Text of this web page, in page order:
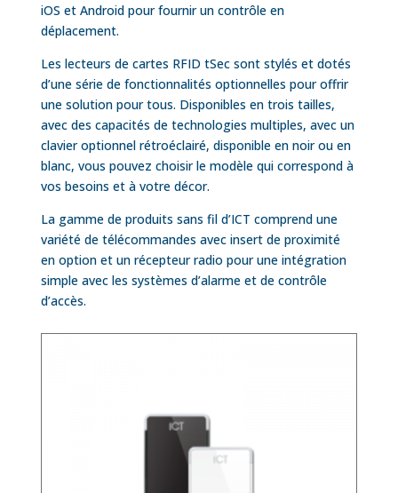
iOS et Android pour fournir un contrôle en
déplacement.
Les lecteurs de cartes RFID tSec sont stylés et dotés
d’une série de fonctionnalités optionnelles pour offrir
une solution pour tous. Disponibles en trois tailles,
avec des capacités de technologies multiples, avec un
clavier optionnel rétroéclairé, disponible en noir ou en
blanc, vous pouvez choisir le modèle qui correspond à
vos besoins et à votre décor.
La gamme de produits sans fil d’ICT comprend une
variété de télécommandes avec insert de proximité
en option et un récepteur radio pour une intégration
simple avec les systèmes d’alarme et de contrôle
d’accès.